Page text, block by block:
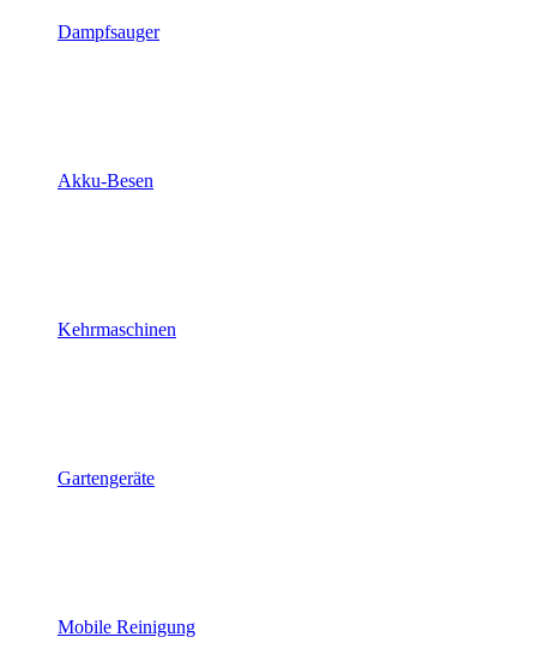
Dampfsauger
Akku-Besen
Kehrmaschinen
Gartengeräte
Mobile Reinigung